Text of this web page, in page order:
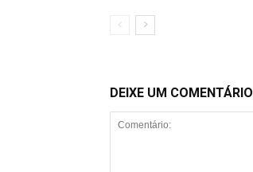
DEIXE UM COMENTÁRIO